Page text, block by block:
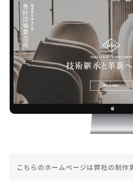
こちらのホームページは弊社の制作